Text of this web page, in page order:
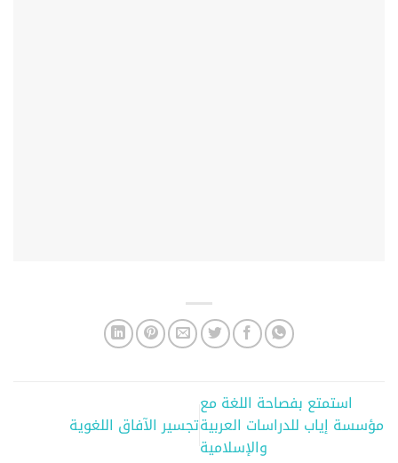
استمتع بفصاحة اللغة مع
مؤسسة إياب للدراسات العربية
والإسلامية
تجسير الآفاق اللغوية